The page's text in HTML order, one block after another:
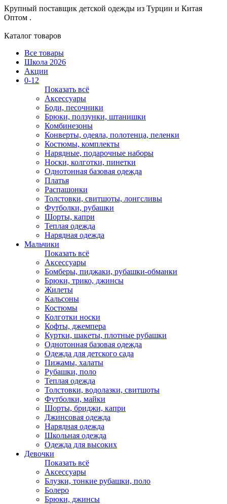
Крупный поставщик детской одежды из Турции и Китая
Оптом .
Каталог товаров
Все товары
Школа 2026
Акции
0-12
Показать всё
Аксессуары
Боди, песочники
Брюки, ползунки, штанишки
Комбинезоны
Конверты, одеяла, полотенца, пеленки
Костюмы, комплекты
Нарядные, подарочные наборы
Носки, колготки, пинетки
Однотонная базовая одежда
Платья
Распашонки
Толстовки, свитшоты, лонгсливы
Футболки, рубашки
Шорты, капри
Теплая одежда
Нарядная одежда
Мальчики
Показать всё
Аксессуары
Бомберы, пиджаки, рубашки-обманки
Брюки, трико, джинсы
Жилеты
Кальсоны
Костюмы
Колготки носки
Кофты, джемпера
Куртки, шакеты, плотные рубашки
Однотонная базовая одежда
Одежда для детского сада
Пижамы, халаты
Рубашки, поло
Теплая одежда
Толстовки, водолазки, свитшоты
Футболки, майки
Шорты, бриджи, капри
Джинсовая одежда
Нарядная одежда
Школьная одежда
Одежда для высоких
Девочки
Показать всё
Аксессуары
Блузки, тонкие рубашки, поло
Болеро
Брюки, джинсы